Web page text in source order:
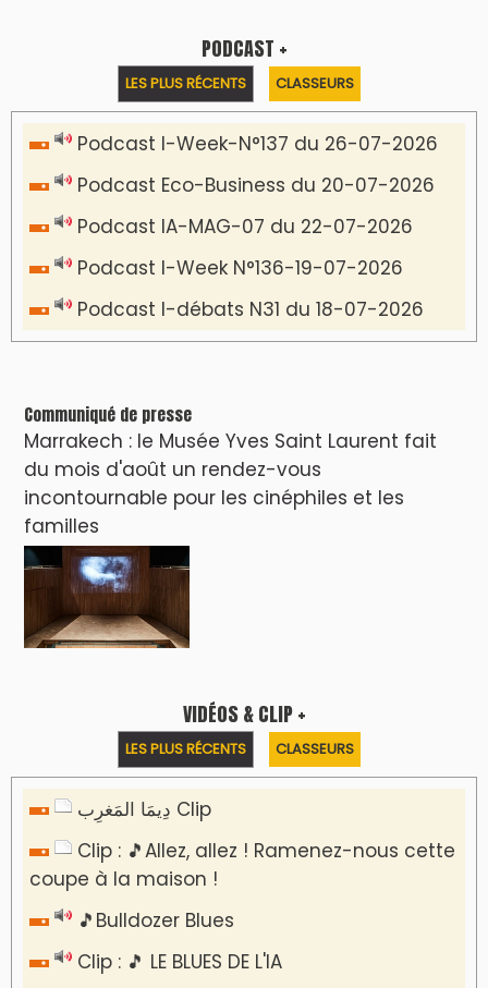
PODCAST +
LES PLUS RÉCENTS CLASSEURS
Podcast I-Week-N°137 du 26-07-2026
Podcast Eco-Business du 20-07-2026
Podcast IA-MAG-07 du 22-07-2026
Podcast I-Week N°136-19-07-2026
Podcast I-débats N31 du 18-07-2026
Communiqué de presse
Marrakech : le Musée Yves Saint Laurent fait
du mois d'août un rendez-vous
incontournable pour les cinéphiles et les
familles
VIDÉOS & CLIP +
LES PLUS RÉCENTS CLASSEURS
دِيمَا المَغرِب Clip
Clip : 🎵Allez, allez ! Ramenez-nous cette
coupe à la maison !
🎵Bulldozer Blues
Clip : 🎵 LE BLUES DE L'IA